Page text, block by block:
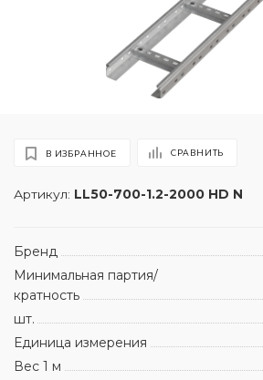
Артикул: LL50-700-1.2-2000 HD N
В ИЗБРАННОЕ СРАВНИТЬ
Бренд
Минимальная партия/
кратность
шт.
Единица измерения
Вес 1 м